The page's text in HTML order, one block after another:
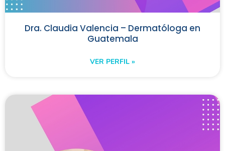
Dra. Claudia Valencia – Dermatóloga en
Guatemala
VER PERFIL »